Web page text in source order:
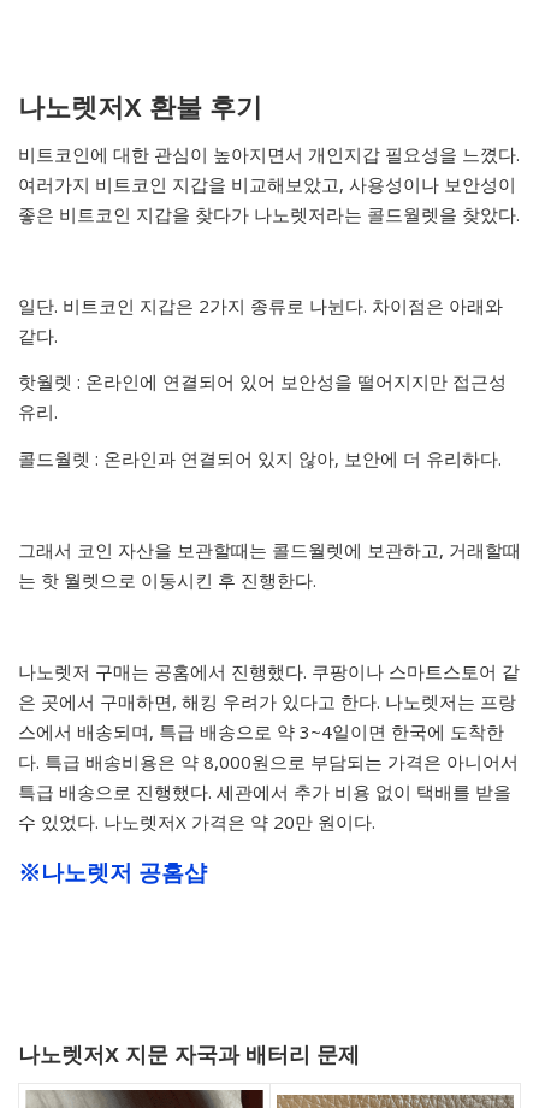
나노렛저X 환불 후기
비트코인에 대한 관심이 높아지면서 개인지갑 필요성을 느꼈다.
여러가지 비트코인 지갑을 비교해보았고, 사용성이나 보안성이
좋은 비트코인 지갑을 찾다가 나노렛저라는 콜드월렛을 찾았다.
일단. 비트코인 지갑은 2가지 종류로 나뉜다. 차이점은 아래와
같다.
핫월렛 : 온라인에 연결되어 있어 보안성을 떨어지지만 접근성
유리.
콜드월렛 : 온라인과 연결되어 있지 않아, 보안에 더 유리하다.
그래서 코인 자산을 보관할때는 콜드월렛에 보관하고, 거래할때
는 핫 월렛으로 이동시킨 후 진행한다.
나노렛저 구매는 공홈에서 진행했다. 쿠팡이나 스마트스토어 같
은 곳에서 구매하면, 해킹 우려가 있다고 한다. 나노렛저는 프랑
스에서 배송되며, 특급 배송으로 약 3~4일이면 한국에 도착한
다. 특급 배송비용은 약 8,000원으로 부담되는 가격은 아니어서
특급 배송으로 진행했다. 세관에서 추가 비용 없이 택배를 받을
수 있었다. 나노렛저X 가격은 약 20만 원이다.
※나노렛저 공홈샵
나노렛저X 지문 자국과 배터리 문제